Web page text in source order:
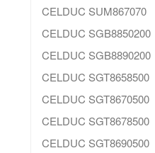
CELDUC SUM867070
CELDUC SGB8850200
CELDUC SGB8890200
CELDUC SGT8658500
CELDUC SGT8670500
CELDUC SGT8678500
CELDUC SGT8690500